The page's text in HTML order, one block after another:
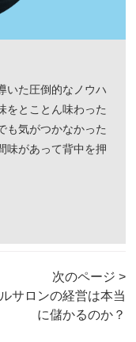
いた圧倒的なノウハ
をとことん味わった
も気がつかなかった
味があって背中を押
次のページ >
サロンの経営は本当
に儲かるのか？